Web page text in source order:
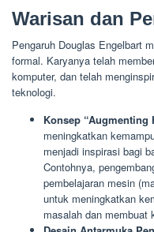
Warisan dan
Pengaruh Douglas Engelbart
formal. Karyanya telah
komputer, dan telah
teknologi.
Konsep “Augmenting
meningkatkan
menjadi inspirasi bagi
Contohnya,
pembelajaran mesin
untuk meningkatkan
masalah dan membuat